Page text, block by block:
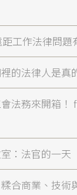
工作法律問題
的法律人是真
法務來開箱！
：法官的一天
合商業、技術